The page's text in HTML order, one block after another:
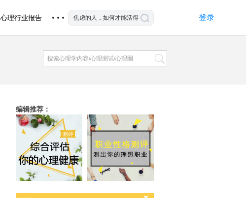
心理行业报告 登录
编辑推荐：